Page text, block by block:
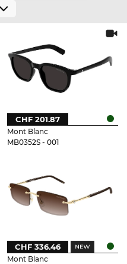
Mont Blanc
MB0352S - 001
CHF 201.87
Mont Blanc
CHF 336.46